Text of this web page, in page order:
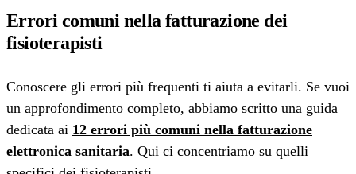
Errori comuni nella fatturazione dei
fisioterapisti
Conoscere gli errori più frequenti ti aiuta a evitarli. Se vuoi
un approfondimento completo, abbiamo scritto una guida
dedicata ai 12 errori più comuni nella fatturazione
elettronica sanitaria. Qui ci concentriamo su quelli